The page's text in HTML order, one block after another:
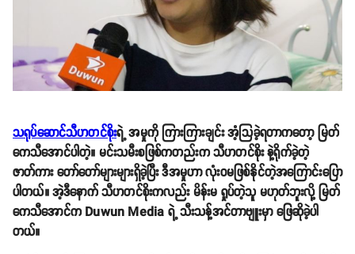
သရုပ်ဆောင်သီဟတင်စိုးရဲ့ အမှုကို ကြားကြားချင်း အံ့သြခဲ့ရတာကတော့ မြတ်
ကေသီအောင်ပါတဲ့။ မင်းသမီးစဖြစ်ကတည်းက သီဟတင်စိုး နဲ့ရိုက်ခဲ့တဲ့
ဇာတ်ကား တော်တော်များများရှိခဲ့ပြီး ဒီအမှုဟာ လုံးဝမဖြစ်နိုင်တဲ့အကြောင်းပြော
ပါတယ်။ အဲ့ဒီနောက် သီဟတင်စိုးကလည်း မိန်းမ ရှုပ်တဲ့သူ မဟုတ်ဘူးလို့ မြတ်
ကေသီအောင်က Duwun Media ရဲ့ သီးသန့်အင်တာဗျူးမှာ ဖြေဆိုခဲ့ပါ
တယ်။